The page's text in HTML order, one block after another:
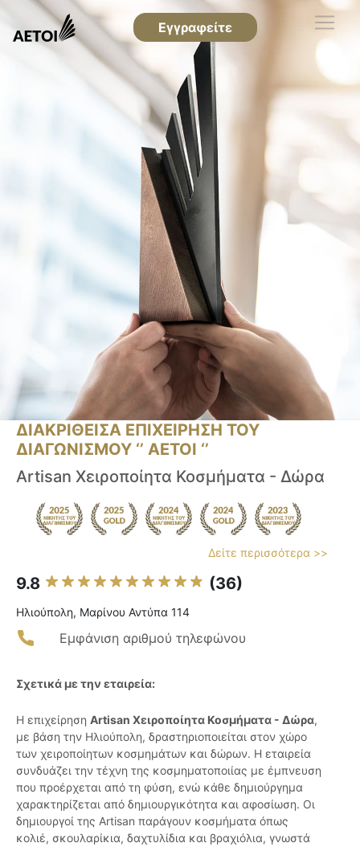
Εγγραφείτε
ΔΙΑΚΡΙΘΕΙΣΑ ΕΠΙΧΕΙΡΗΣΗ ΤΟΥ
ΔΙΑΓΩΝΙΣΜΟΥ ‘’ ΑΕΤΟΙ ‘’
Artisan Χειροποίητα Κοσμήματα - Δώρα
Δείτε περισσότερα >>
9.8 (36)
Ηλιούπολη, Μαρίνου Αντύπα 114
Εμφάνιση αριθμού τηλεφώνου
Σχετικά με την εταιρεία:
Η επιχείρηση Artisan Χειροποίητα Κοσμήματα - Δώρα,
με βάση την Ηλιούπολη, δραστηριοποιείται στον χώρο
των χειροποίητων κοσμημάτων και δώρων. Η εταιρεία
συνδυάζει την τέχνη της κοσμηματοποιίας με έμπνευση
που προέρχεται από τη φύση, ενώ κάθε δημιούργημα
χαρακτηρίζεται από δημιουργικότητα και αφοσίωση. Οι
δημιουργοί της Artisan παράγουν κοσμήματα όπως
κολιέ, σκουλαρίκια, δαχτυλίδια και βραχιόλια, γνωστά